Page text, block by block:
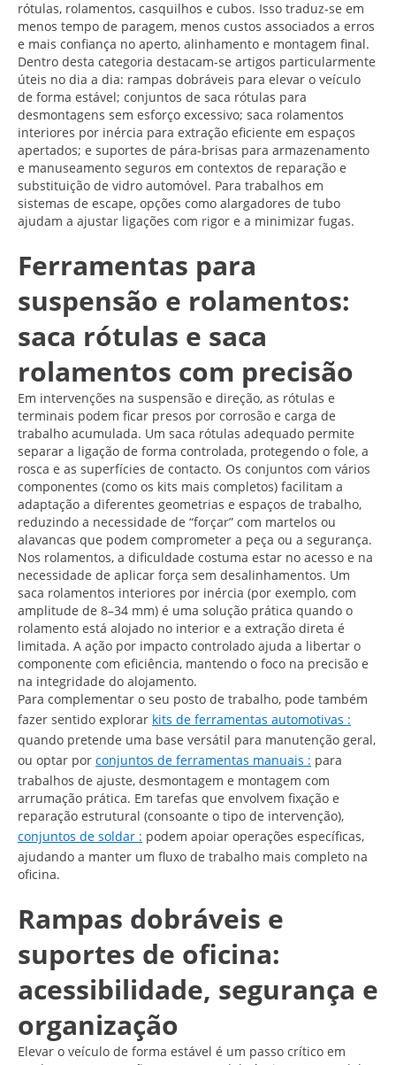
rótulas, rolamentos, casquilhos e cubos. Isso traduz-se em
menos tempo de paragem, menos custos associados a erros
e mais confiança no aperto, alinhamento e montagem final.
Dentro desta categoria destacam-se artigos particularmente
úteis no dia a dia: rampas dobráveis para elevar o veículo
de forma estável; conjuntos de saca rótulas para
desmontagens sem esforço excessivo; saca rolamentos
interiores por inércia para extração eficiente em espaços
apertados; e suportes de pára-brisas para armazenamento
e manuseamento seguros em contextos de reparação e
substituição de vidro automóvel. Para trabalhos em
sistemas de escape, opções como alargadores de tubo
ajudam a ajustar ligações com rigor e a minimizar fugas.
Ferramentas para
suspensão e rolamentos:
saca rótulas e saca
rolamentos com precisão
Em intervenções na suspensão e direção, as rótulas e
terminais podem ficar presos por corrosão e carga de
trabalho acumulada. Um saca rótulas adequado permite
separar a ligação de forma controlada, protegendo o fole, a
rosca e as superfícies de contacto. Os conjuntos com vários
componentes (como os kits mais completos) facilitam a
adaptação a diferentes geometrias e espaços de trabalho,
reduzindo a necessidade de “forçar” com martelos ou
alavancas que podem comprometer a peça ou a segurança.
Nos rolamentos, a dificuldade costuma estar no acesso e na
necessidade de aplicar força sem desalinhamentos. Um
saca rolamentos interiores por inércia (por exemplo, com
amplitude de 8–34 mm) é uma solução prática quando o
rolamento está alojado no interior e a extração direta é
limitada. A ação por impacto controlado ajuda a libertar o
componente com eficiência, mantendo o foco na precisão e
na integridade do alojamento.
Para complementar o seu posto de trabalho, pode também
fazer sentido explorar kits de ferramentas automotivas :
quando pretende uma base versátil para manutenção geral,
ou optar por conjuntos de ferramentas manuais : para
trabalhos de ajuste, desmontagem e montagem com
arrumação prática. Em tarefas que envolvem fixação e
reparação estrutural (consoante o tipo de intervenção),
conjuntos de soldar : podem apoiar operações específicas,
ajudando a manter um fluxo de trabalho mais completo na
oficina.
Rampas dobráveis e
suportes de oficina:
acessibilidade, segurança e
organização
Elevar o veículo de forma estável é um passo crítico em